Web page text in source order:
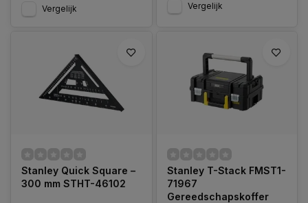
Vergelijk Vergelijk
Stanley Quick Square –
300 mm STHT-46102
Stanley T-Stack FMST1-
71967
Gereedschapskoffer